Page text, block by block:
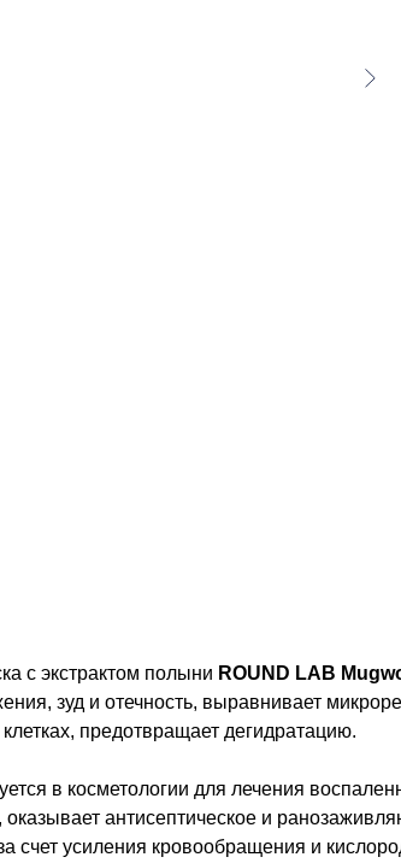
с экстрактом полыни ROUND LAB
зуд и отечность, выравнивает
предотвращает дегидратацию.
в косметологии для лечения
антисептическое и
счет усиления кровообращения и